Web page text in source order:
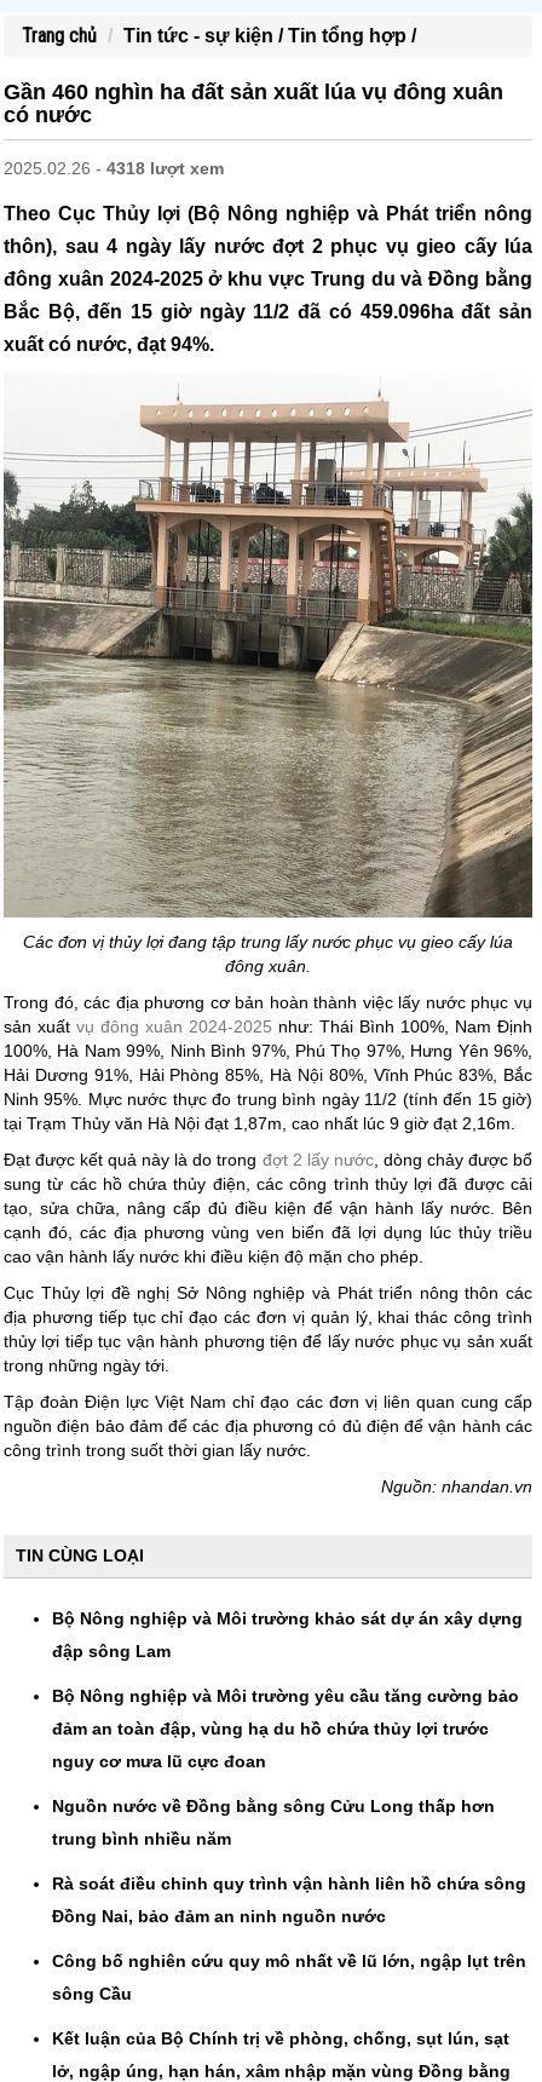
Trang chủ Tin tức - sự kiện /Tin tổng hợp /
Gần 460 nghìn ha đất sản xuất lúa vụ đông xuân
có nước
2025.02.26 - 4318 lượt xem
Theo Cục Thủy lợi (Bộ Nông nghiệp và Phát triển nông
thôn), sau 4 ngày lấy nước đợt 2 phục vụ gieo cấy lúa
đông xuân 2024-2025 ở khu vực Trung du và Đồng bằng
Bắc Bộ, đến 15 giờ ngày 11/2 đã có 459.096ha đất sản
xuất có nước, đạt 94%.
Các đơn vị thủy lợi đang tập trung lấy nước phục vụ gieo cấy lúa
đông xuân.
Trong đó, các địa phương cơ bản hoàn thành việc lấy nước phục vụ
sản xuất vụ đông xuân 2024-2025 như: Thái Bình 100%, Nam Định
100%, Hà Nam 99%, Ninh Bình 97%, Phú Thọ 97%, Hưng Yên 96%,
Hải Dương 91%, Hải Phòng 85%, Hà Nội 80%, Vĩnh Phúc 83%, Bắc
Ninh 95%. Mực nước thực đo trung bình ngày 11/2 (tính đến 15 giờ)
tại Trạm Thủy văn Hà Nội đạt 1,87m, cao nhất lúc 9 giờ đạt 2,16m.
Đạt được kết quả này là do trong đợt 2 lấy nước, dòng chảy được bổ
sung từ các hồ chứa thủy điện, các công trình thủy lợi đã được cải
tạo, sửa chữa, nâng cấp đủ điều kiện để vận hành lấy nước. Bên
cạnh đó, các địa phương vùng ven biển đã lợi dụng lúc thủy triều
cao vận hành lấy nước khi điều kiện độ mặn cho phép.
Cục Thủy lợi đề nghị Sở Nông nghiệp và Phát triển nông thôn các
địa phương tiếp tục chỉ đạo các đơn vị quản lý, khai thác công trình
thủy lợi tiếp tục vận hành phương tiện để lấy nước phục vụ sản xuất
trong những ngày tới.
Tập đoàn Điện lực Việt Nam chỉ đạo các đơn vị liên quan cung cấp
nguồn điện bảo đảm để các địa phương có đủ điện để vận hành các
công trình trong suốt thời gian lấy nước.
Nguồn: nhandan.vn
TIN CÙNG LOẠI
Bộ Nông nghiệp và Môi trường khảo sát dự án xây dựng
đập sông Lam
Bộ Nông nghiệp và Môi trường yêu cầu tăng cường bảo
đảm an toàn đập, vùng hạ du hồ chứa thủy lợi trước
nguy cơ mưa lũ cực đoan
Nguồn nước về Đồng bằng sông Cửu Long thấp hơn
trung bình nhiều năm
Rà soát điều chỉnh quy trình vận hành liên hồ chứa sông
Đồng Nai, bảo đảm an ninh nguồn nước
Công bố nghiên cứu quy mô nhất về lũ lớn, ngập lụt trên
sông Cầu
Kết luận của Bộ Chính trị về phòng, chống, sụt lún, sạt
lở, ngập úng, hạn hán, xâm nhập mặn vùng Đồng bằng